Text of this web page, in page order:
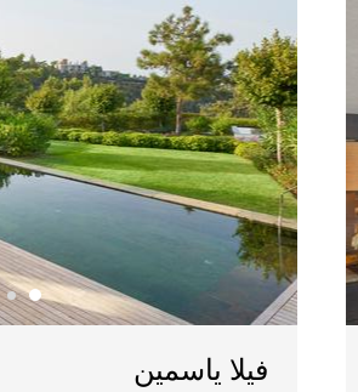
فيلا ياسمين